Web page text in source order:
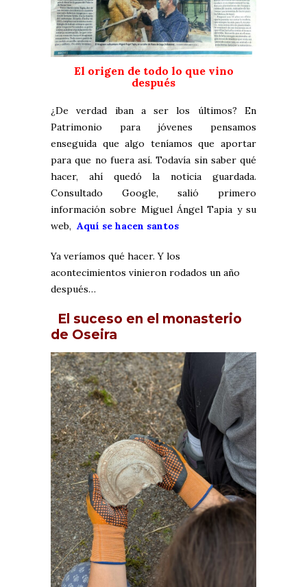
El origen de todo lo que vino
después
¿De verdad iban a ser los últimos? En
Patrimonio para jóvenes pensamos
enseguida que algo teníamos que aportar
para que no fuera así. Todavía sin saber qué
hacer, ahí quedó la noticia guardada.
Consultado Google, salió primero
información sobre Miguel Ángel Tapia y su
web, Aquí se hacen santos
Ya veríamos qué hacer. Y los
acontecimientos vinieron rodados un año
después…
El suceso en el monasterio
de Oseira